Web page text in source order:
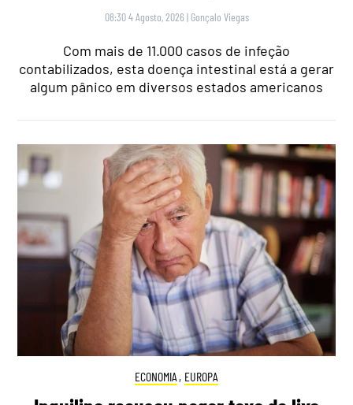
08:30 4 Agosto, 2026 | Gonçalo Viegas
Com mais de 11.000 casos de infeção
contabilizados, esta doença intestinal está a gerar
algum pânico em diversos estados americanos
ECONOMIA , EUROPA